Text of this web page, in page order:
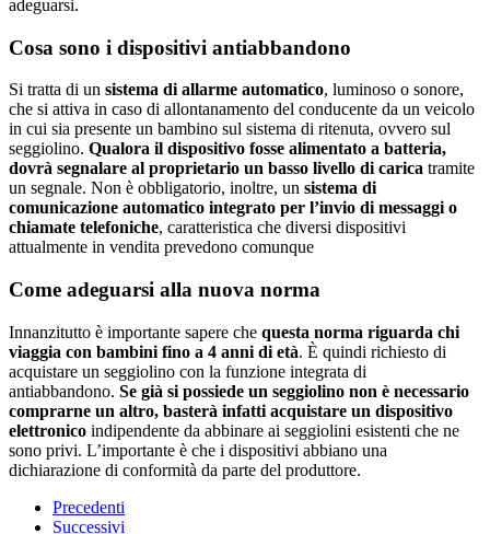
adeguarsi.
Cosa sono i dispositivi antiabbandono
Si tratta di un sistema di allarme automatico, luminoso o sonore,
che si attiva in caso di allontanamento del conducente da un veicolo
in cui sia presente un bambino sul sistema di ritenuta, ovvero sul
seggiolino. Qualora il dispositivo fosse alimentato a batteria,
dovrà segnalare al proprietario un basso livello di carica tramite
un segnale. Non è obbligatorio, inoltre, un sistema di
comunicazione automatico integrato per l’invio di messaggi o
chiamate telefoniche, caratteristica che diversi dispositivi
attualmente in vendita prevedono comunque
Come adeguarsi alla nuova norma
Innanzitutto è importante sapere che questa norma riguarda chi
viaggia con bambini fino a 4 anni di età. È quindi richiesto di
acquistare un seggiolino con la funzione integrata di
antiabbandono. Se già si possiede un seggiolino non è necessario
comprarne un altro, basterà infatti acquistare un dispositivo
elettronico indipendente da abbinare ai seggiolini esistenti che ne
sono privi. L’importante è che i dispositivi abbiano una
dichiarazione di conformità da parte del produttore.
Precedenti
Successivi